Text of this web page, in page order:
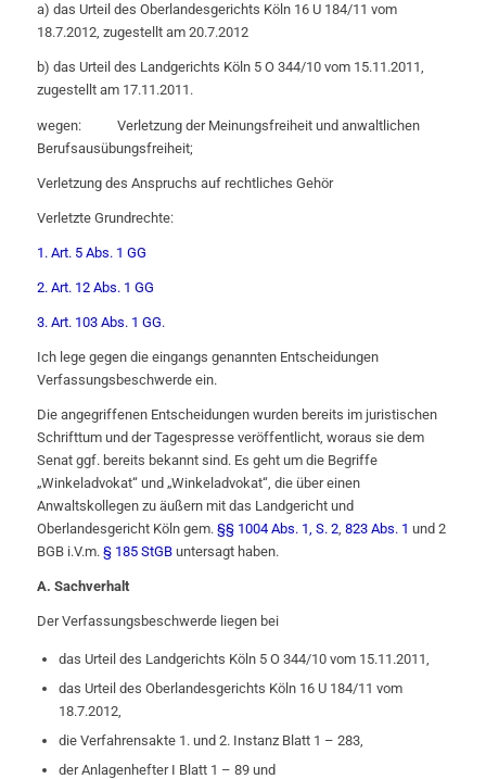
a) das Urteil des Oberlandesgerichts Köln 16 U 184/11 vom
18.7.2012, zugestellt am 20.7.2012
b) das Urteil des Landgerichts Köln 5 O 344/10 vom 15.11.2011,
zugestellt am 17.11.2011.
wegen: Verletzung der Meinungsfreiheit und anwaltlichen
Berufsausübungsfreiheit;
Verletzung des Anspruchs auf rechtliches Gehör
Verletzte Grundrechte:
1. Art. 5 Abs. 1 GG
2. Art. 12 Abs. 1 GG
3. Art. 103 Abs. 1 GG.
Ich lege gegen die eingangs genannten Entscheidungen
Verfassungsbeschwerde ein.
Die angegriffenen Entscheidungen wurden bereits im juristischen
Schrifttum und der Tagespresse veröffentlicht, woraus sie dem
Senat ggf. bereits bekannt sind. Es geht um die Begriffe
„Winkeladvokat“ und „Winkeladvokat“, die über einen
Anwaltskollegen zu äußern mit das Landgericht und
Oberlandesgericht Köln gem. §§ 1004 Abs. 1, S. 2, 823 Abs. 1 und 2
BGB i.V.m. § 185 StGBuntersagt haben.
A. Sachverhalt
Der Verfassungsbeschwerde liegen bei
das Urteil des Landgerichts Köln 5 O 344/10 vom 15.11.2011,
das Urteil des Oberlandesgerichts Köln 16 U 184/11 vom
18.7.2012,
die Verfahrensakte 1. und 2. Instanz Blatt 1 – 283,
der Anlagenhefter I Blatt 1 – 89 und